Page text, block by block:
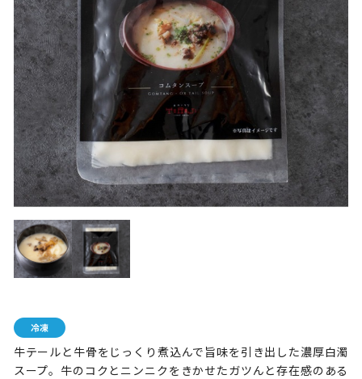
牛テールと牛骨をじっくり煮込んで旨味を引き出した濃厚白濁
スープ。牛のコクとニンニクをきかせたガツんと存在感のある